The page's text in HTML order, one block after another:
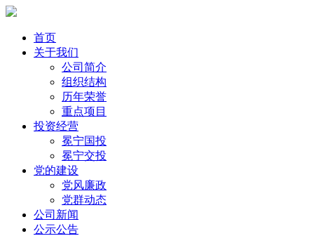
首页
关于我们
公司简介
组织结构
历年荣誉
重点项目
投资经营
冕宁国投
冕宁交投
党的建设
党风廉政
党群动态
公司新闻
公示公告